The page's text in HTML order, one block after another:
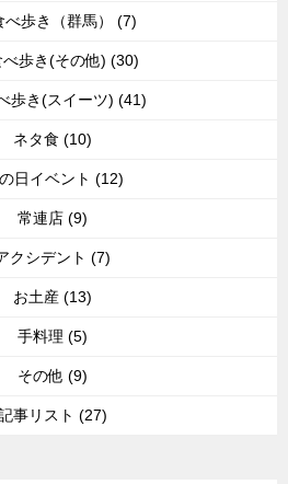
べ歩き（群馬） (7)
べ歩き(その他) (30)
歩き(スイーツ) (41)
ネタ食 (10)
日イベント (12)
常連店 (9)
クシデント (7)
お土産 (13)
手料理 (5)
その他 (9)
事リスト (27)